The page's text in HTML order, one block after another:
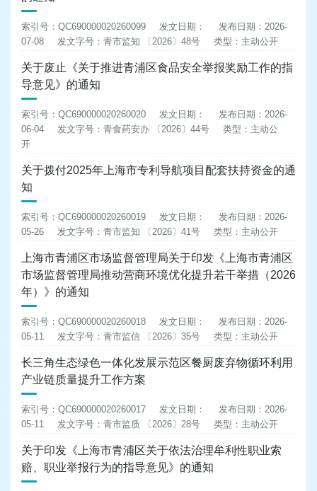
索引号：QC690000020260099 发文日期：
发布日期：2026-
07-08
发文字号：青市监知 〔2026〕48号 类型：主动公开
关于废止《关于推进青浦区食品安全举报奖励工作的指
导意见》的通知
索引号：QC690000020260020 发文日期：
发布日期：2026-
06-04
发文字号：青食药安办 〔2026〕44号
类型：主动公
开
关于拨付2025年上海市专利导航项目配套扶持资金的通
知
索引号：QC690000020260019 发文日期：
发布日期：2026-
05-26
发文字号：青市监知 〔2026〕41号 类型：主动公开
上海市青浦区市场监督管理局关于印发《上海市青浦区
市场监督管理局推动营商环境优化提升若干举措（2026
年）》的通知
索引号：QC690000020260018 发文日期：
发布日期：2026-
05-11
发文字号：青市监信 〔2026〕35号 类型：主动公开
长三角生态绿色一体化发展示范区餐厨废弃物循环利用
产业链质量提升工作方案
索引号：QC690000020260017 发文日期：
发布日期：2026-
05-11
发文字号：青市监质 〔2026〕28号 类型：主动公开
关于印发《上海市青浦区关于依法治理牟利性职业索
赔、职业举报行为的指导意见》的通知